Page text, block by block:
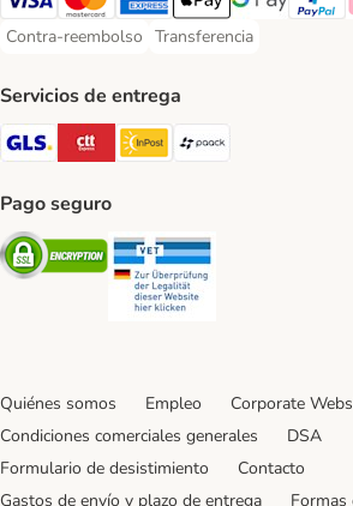
Visa Payment Method
Mastercard Payment Method
American Express Payment
Apple Pay Payment
Google PayPayPal
Contra-reembolso
Contra-reembolso Payment Method
Transferencia
Transferencia Payment
Servicios de entrega
GLS Shipping Method
CTTExpress Shipping Method
InPost Shipping Method
paack Shipping
Pago seguro
Security
Quiénes somos Empleo Corporate
Condiciones comerciales generales
DSA
Formulario de desistimiento
Contacto
Gastos de envío y plazo de entrega
Formas